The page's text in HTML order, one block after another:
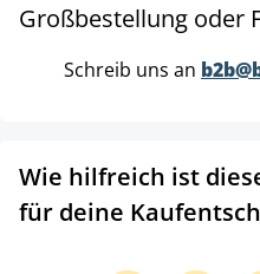
Großbestellung oder
Schreib uns an
Wie hilfreich ist
für deine